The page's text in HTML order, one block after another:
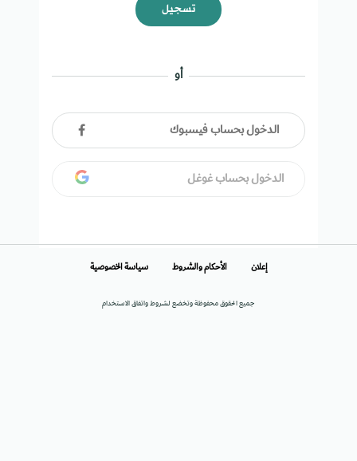
تسجيل
أو
الدخول بحساب فيسبوك
الدخول بحساب غوغل
جميع الحقوق محفوظة وتخضع لشروط واتفاق الاستخدام
إعلان الأحكام والشروط سياسة الخصوصية